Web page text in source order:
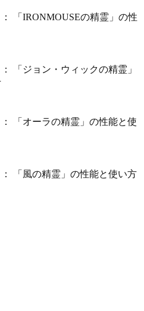
「IRONMOUSEの精霊」の性
「ジョン・ウィックの精霊」
「オーラの精霊」の性能と使
「風の精霊」の性能と使い方